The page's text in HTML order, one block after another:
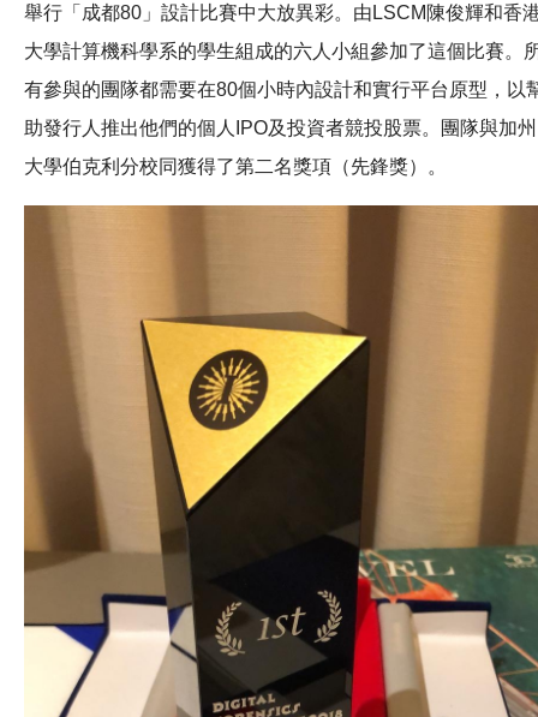
舉行「成都80」設計比賽中大放異彩。由LSCM陳俊輝和香
大學計算機科學系的學生組成的六人小組參加了這個比賽。
有參與的團隊都需要在80個小時內設計和實行平台原型，以
助發行人推出他們的個人IPO及投資者競投股票。團隊與加州
大學伯克利分校同獲得了第二名獎項（先鋒獎）。